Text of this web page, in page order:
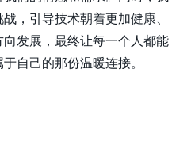
，引导技术朝着更加健康、
发展，最终让每一个人都能
自己的那份温暖连接。